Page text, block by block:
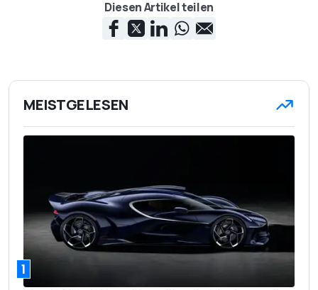
$32,450 + $1,245
Destination
Preis des Testwagens $39,845
Diesen Artikel teilen
MEISTGELESEN
1